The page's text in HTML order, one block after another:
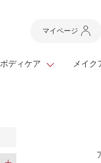
マイページ
ボディケア
ボディケ
・フレグ
メイク
ビューテ
青汁シリ
スキンクリア
オイル 専用